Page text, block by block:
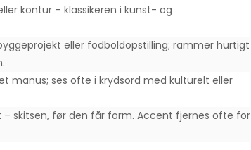
kontur – klassikeren i kunst- og
eller fodboldopstilling; rammer hurtigt
manus; ses ofte i krydsord med kulturelt eller
skitsen, før den får form. Accent fjernes ofte for